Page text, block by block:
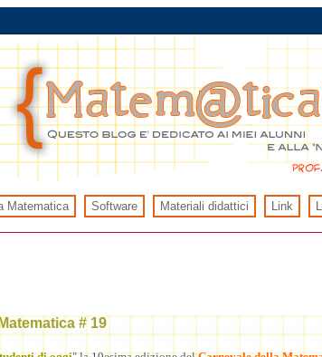
Matematica Software Materiali didattici Link
# 19